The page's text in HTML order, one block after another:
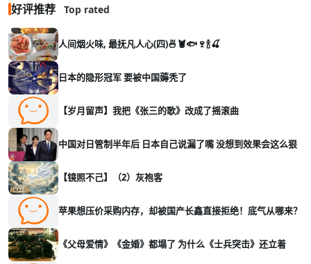
好评推荐 Top rated
人间烟火味, 最抚凡人心(四)🍜🦞🐟🍷🍾🍒
日本的隐形冠军 要被中国薅秃了
【岁月留声】我把《张三的歌》改成了摇滚曲
中国对日管制半年后 日本自己说漏了嘴 没想到效果会这么狠
【镜照不己】（2）灰袍客
苹果想压价采购内存，却被国产长鑫直接拒绝！底气从哪来？
《父母爱情》《金婚》都塌了 为什么《士兵突击》还立着